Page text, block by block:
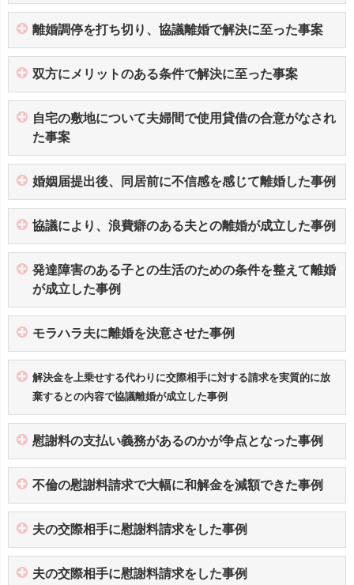
離婚調停を打ち切り、協議離婚で解決に至った事案
双方にメリットのある条件で解決に至った事案
自宅の敷地について夫婦間で使用貸借の合意がなされ
た事案
婚姻届提出後、同居前に不信感を感じて離婚した事例
協議により、浪費癖のある夫との離婚が成立した事例
発達障害のある子との生活のための条件を整えて離婚
が成立した事例
モラハラ夫に離婚を決意させた事例
解決金を上乗せする代わりに交際相手に対する請求を実質的に放
棄するとの内容で協議離婚が成立した事例
慰謝料の支払い義務があるのかが争点となった事例
不倫の慰謝料請求で大幅に和解金を減額できた事例
夫の交際相手に慰謝料請求をした事例
夫の交際相手に慰謝料請求をした事例